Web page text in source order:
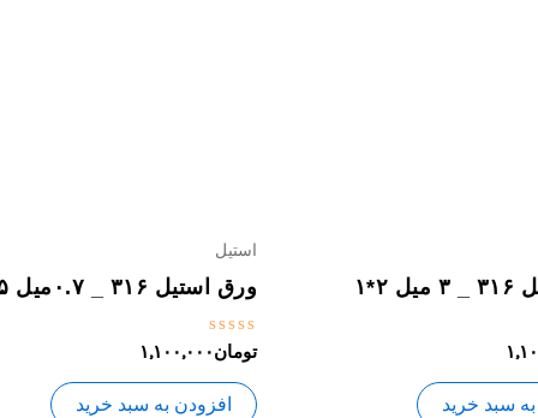
سبد خرید
استیل
ورق استیل ۳۱۶ _ ۰.۷میل ۲.۵*۱.۲۵
نمره
0
از
5
تومان۱,۱۰۰,۰۰۰
افزودن به سبد خرید